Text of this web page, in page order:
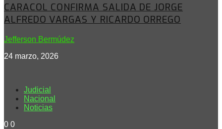
CARACOL CONFIRMA SALIDA DE JORGE
ALFREDO VARGAS Y RICARDO ORREGO
Jefferson Bermúdez
24 marzo, 2026
Judicial
Nacional
Noticias
0 0